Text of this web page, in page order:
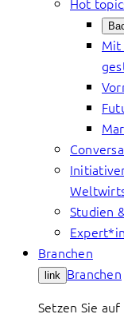
Mit
Studien
Branchen
link Branchen
Setzen Sie